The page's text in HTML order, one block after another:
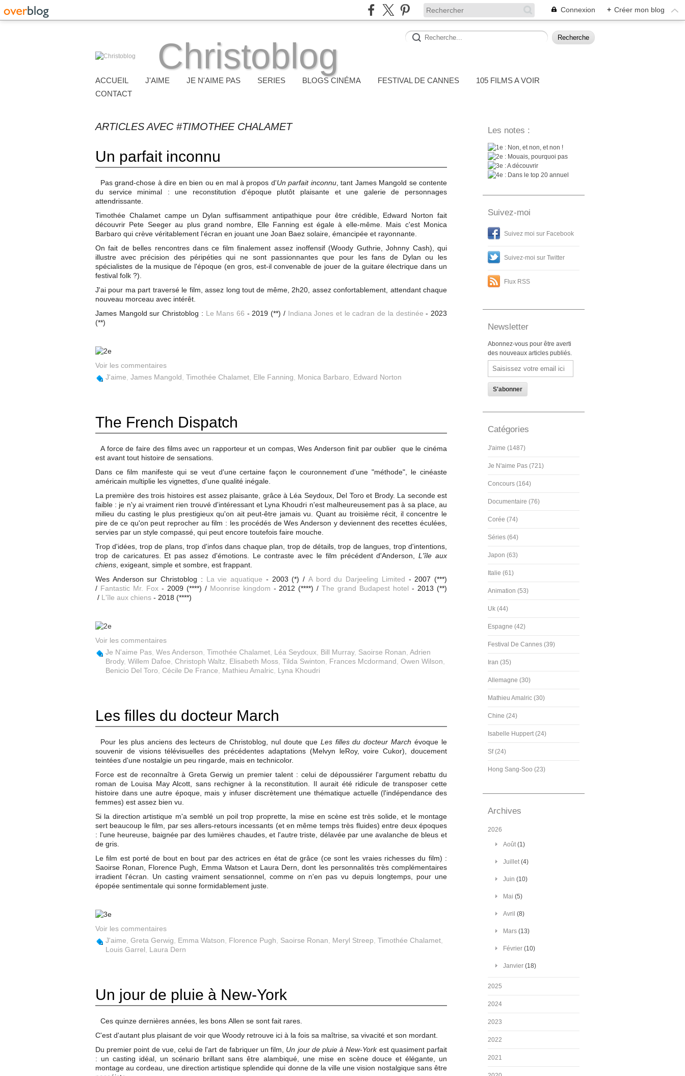
Connexion + Créer mon blog
Christoblog
ACCUEIL J'AIME JE N'AIME PAS SERIES BLOGS CINÉMA FESTIVAL DE CANNES
105 FILMS A VOIR
CONTACT
ARTICLES AVEC #TIMOTHEE CHALAMET
Un parfait inconnu
Pas grand-chose à dire en bien ou en mal à propos d'Un parfait inconnu, tant James Mangold se contente
du service minimal : une reconstitution d'époque plutôt plaisante et une galerie de personnages
attendrissante.
Timothée Chalamet campe un Dylan suffisamment antipathique pour être crédible, Edward Norton fait
découvrir Pete Seeger au plus grand nombre, Elle Fanning est égale à elle-même. Mais c'est Monica
Barbaro qui crève véritablement l'écran en jouant une Joan Baez solaire, émancipée et rayonnante.
On fait de belles rencontres dans ce film finalement assez inoffensif (Woody Guthrie, Johnny Cash), qui
illustre avec précision des péripéties qui ne sont passionnantes que pour les fans de Dylan ou les
spécialistes de la musique de l'époque (en gros, est-il convenable de jouer de la guitare électrique dans un
festival folk ?).
J'ai pour ma part traversé le film, assez long tout de même, 2h20, assez confortablement, attendant chaque
nouveau morceau avec intérêt.
James Mangold sur Christoblog : Le Mans 66 - 2019 (**) / Indiana Jones et le cadran de la destinée - 2023
(**)
Voir les commentaires
J'aime James Mangold Timothée Chalamet Elle Fanning Monica Barbaro Edward Norton
The French Dispatch
A force de faire des films avec un rapporteur et un compas, Wes Anderson finit par oublier que le cinéma
est avant tout histoire de sensations.
Dans ce film manifeste qui se veut d'une certaine façon le couronnement d'une "méthode", le cinéaste
américain multiplie les vignettes, d'une qualité inégale.
La première des trois histoires est assez plaisante, grâce à Léa Seydoux, Del Toro et Brody. La seconde est
faible : je n'y ai vraiment rien trouvé d'intéressant et Lyna Khoudri n'est malheureusement pas à sa place, au
milieu du casting le plus prestigieux qu'on ait peut-être jamais vu. Quant au troisième récit, il concentre le
pire de ce qu'on peut reprocher au film : les procédés de Wes Anderson y deviennent des recettes éculées,
servies par un style compassé, qui peut encore toutefois faire mouche.
Trop d'idées, trop de plans, trop d'infos dans chaque plan, trop de détails, trop de langues, trop d'intentions,
trop de caricatures. Et pas assez d'émotions. Le contraste avec le film précédent d'Anderson,L'île aux
chiens , exigeant, simple et sombre, est frappant.
Wes Anderson sur Christoblog : La vie aquatique - 2003 (*) / A bord du Darjeeling Limited - 2007 (***)
/ Fantastic Mr. Fox - 2009 (****) / Moonrise kingdom - 2012 (****) /The grand Budapest hotel - 2013 (**)
/ L'île aux chiens - 2018 (****)
Voir les commentaires
Je N'aime Pas Wes Anderson Timothée Chalamet Léa Seydoux Bill Murray, Saoirse Ronan Adrien
Brody, Willem Dafoe Christoph Waltz Elisabeth Moss Tilda Swinton Frances Mcdormand Owen Wilson
Benicio Del Toro Cécile De France Mathieu Amalric Lyna Khoudri
Les filles du docteur March
Pour les plus anciens des lecteurs de Christoblog, nul doute que Les filles du docteur March évoque le
souvenir de visions télévisuelles des précédentes adaptations (Melvyn leRoy, voire Cukor), doucement
teintées d'une nostalgie un peu ringarde, mais en technicolor.
Force est de reconnaître à Greta Gerwig un premier talent : celui de dépoussiérer l'argument rebattu du
roman de Louisa May Alcott, sans rechigner à la reconstitution. Il aurait été ridicule de transposer cette
histoire dans une autre époque, mais y infuser discrètement une thématique actuelle (l'indépendance des
femmes) est assez bien vu.
Si la direction artistique m'a semblé un poil trop proprette, la mise en scène est très solide, et le montage
sert beaucoup le film, par ses allers-retours incessants (et en même temps très fluides) entre deux époques
: l'une heureuse, baignée par des lumières chaudes, et l'autre triste, délavée par une avalanche de bleus et
de gris.
Le film est porté de bout en bout par des actrices en état de grâce (ce sont les vraies richesses du film) :
Saoirse Ronan, Florence Pugh, Emma Watson et Laura Dern, dont les personnalités très complémentaires
irradient l'écran. Un casting vraiment sensationnel, comme on n'en pas vu depuis longtemps, pour une
épopée sentimentale qui sonne formidablement juste.
Voir les commentaires
J'aime Greta Gerwig Emma Watson Florence Pugh Saoirse Ronan Meryl Streep Timothée Chalamet
Louis Garrel
Laura Dern
Un jour de pluie à New-York
Ces quinze dernières années, les bons Allen se sont fait rares.
C'est d'autant plus plaisant de voir que Woody retrouve ici à la fois sa maîtrise, sa vivacité et son mordant.
Du premier point de vue, celui de l'art de fabriquer un film, Un jour de pluie à New-Yorkest quasiment parfait
: un casting idéal, un scénario brillant sans être alambiqué, une mise en scène douce et élégante, un
montage au cordeau, une direction artistique splendide qui donne de la ville une vision nostalgique sans être
Les notes :
: Non, et non, et non !
: Mouais, pourquoi pas
: A découvrir
: Dans le top 20 annuel
Suivez-moi
Suivez moi sur Facebook
Suivez-moi sur Twitter
Flux RSS
Newsletter
Abonnez-vous pour être averti
des nouveaux articles publiés.
Email
Catégories
J'aime (1487)
Je N'aime Pas (721)
Concours (164)
Documentaire (76)
Corée (74)
Séries (64)
Japon (63)
Italie (61)
Animation (53)
Uk (44)
Espagne (42)
Festival De Cannes (39)
Iran (35)
Allemagne (30)
Mathieu Amalric (30)
Chine (24)
Isabelle Huppert (24)
Sf (24)
Hong Sang-Soo (23)
Archives
2026
Août(1)
Juillet(4)
Juin (10)
Mai (5)
Avril (8)
Mars (13)
Février (10)
Janvier (18)
2025
2024
2023
2022
2021